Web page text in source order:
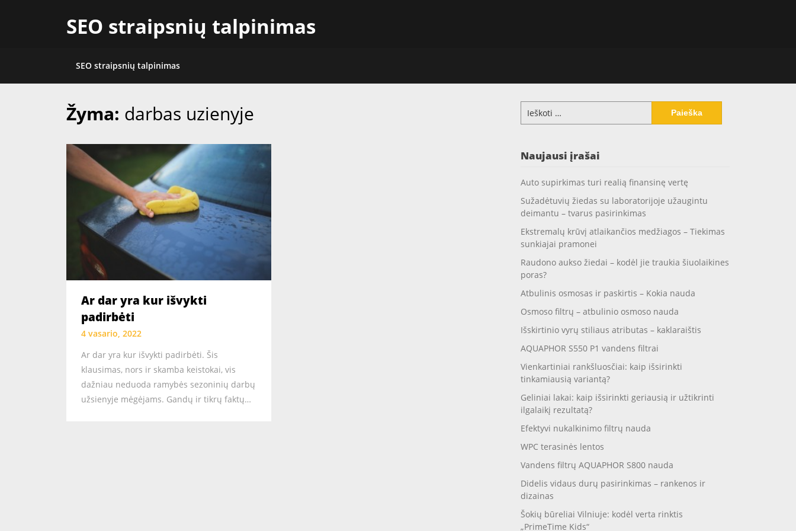
SEO straipsnių talpinimas
SEO straipsnių talpinimas
Žyma: darbas uzienyje
Ar dar yra kur išvykti
padirbėti
4 vasario, 2022
Ar dar yra kur išvykti padirbėti. Šis
klausimas, nors ir skamba keistokai, vis
dažniau neduoda ramybės sezoninių darbų
užsienyje mėgėjams. Gandų ir tikrų faktų…
Ieškoti:
Naujausi įrašai
Auto supirkimas turi realią finansinę vertę
Sužadėtuvių žiedas su laboratorijoje užaugintu
deimantu – tvarus pasirinkimas
Ekstremalų krūvį atlaikančios medžiagos – Tiekimas
sunkiajai pramonei
Raudono aukso žiedai – kodėl jie traukia šiuolaikines
poras?
Atbulinis osmosas ir paskirtis – Kokia nauda
Osmoso filtrų – atbulinio osmoso nauda
Išskirtinio vyrų stiliaus atributas – kaklaraištis
AQUAPHOR S550 P1 vandens filtrai
Vienkartiniai rankšluosčiai: kaip išsirinkti
tinkamiausią variantą?
Geliniai lakai: kaip išsirinkti geriausią ir užtikrinti
ilgalaikį rezultatą?
Efektyvi nukalkinimo filtrų nauda
WPC terasinės lentos
Vandens filtrų AQUAPHOR S800 nauda
Didelis vidaus durų pasirinkimas – rankenos ir
dizainas
Šokių būreliai Vilniuje: kodėl verta rinktis
„PrimeTime Kids“